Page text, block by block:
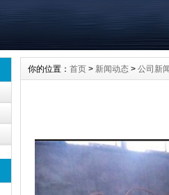
你的位置： 首页 > 新闻动态 > 公司新